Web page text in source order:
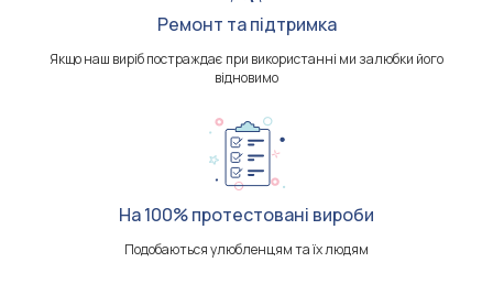
Ремонт та підтримка
Якщо наш виріб постраждає при використанні ми залюбки його
відновимо
На 100% протестовані вироби
Подобаються улюбленцям та їх людям